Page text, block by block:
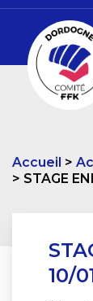
Accueil
STAGE
10/